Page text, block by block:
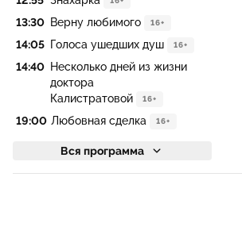
13:30 Верну любимого 16+
14:05 Голоса ушедших душ 16+
14:40 Несколько дней из жизни
доктора
Калистратовой
16+
19:00 Любовная сделка 16+
Вся программа